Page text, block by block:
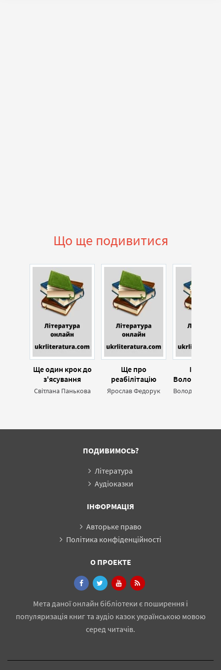
Що ще подивитися
Ще один крок до
з'ясування
обставин смерті
Світлана Панькова
Ще про
реабілітацію
Сергія Шамрая
Ярослав Федорук
Інвентар
замку 1636
ПОДИВИМОСЬ?
Література
Аудіоказки
ІНФОРМАЦІЯ
Авторьке право
Політика конфіденційності
О ПРОЕКТЕ
Мета даної онлайн бібліотеки є поширення і
популяризація книг та аудіо казок українською мовою
серед читачів.